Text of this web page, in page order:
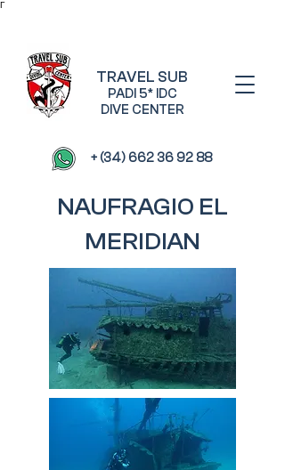
Γ
TRAVEL SUB
PADI 5* IDC
DIVE CENTER
+ (34) 662 36 92 88
NAUFRAGIO EL
MERIDIAN